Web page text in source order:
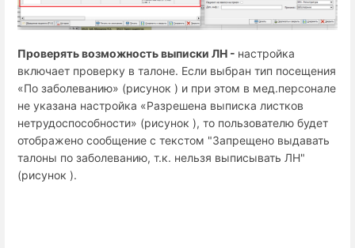
Проверять возможность выписки ЛН - настройка
включает проверку в талоне. Если выбран тип посещения
«По заболеванию» (рисунок ) и при этом в мед.персонале
не указана настройка «Разрешена выписка листков
нетрудоспособности» (рисунок ), то пользователю будет
отображено сообщение с текстом "Запрещено выдавать
талоны по заболеванию, т.к. нельзя выписывать ЛН"
(рисунок ).